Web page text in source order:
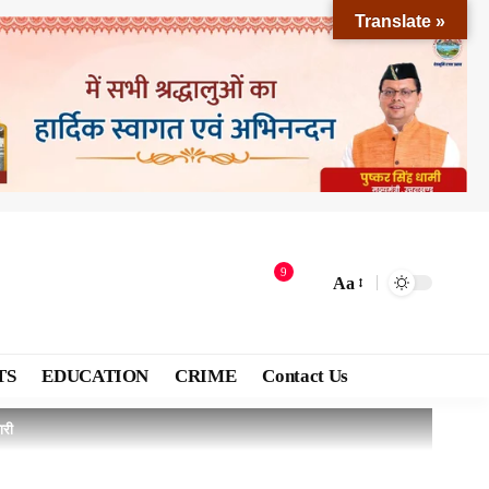
9
Aa
EDUCATION CRIME Contact Us
Translate »